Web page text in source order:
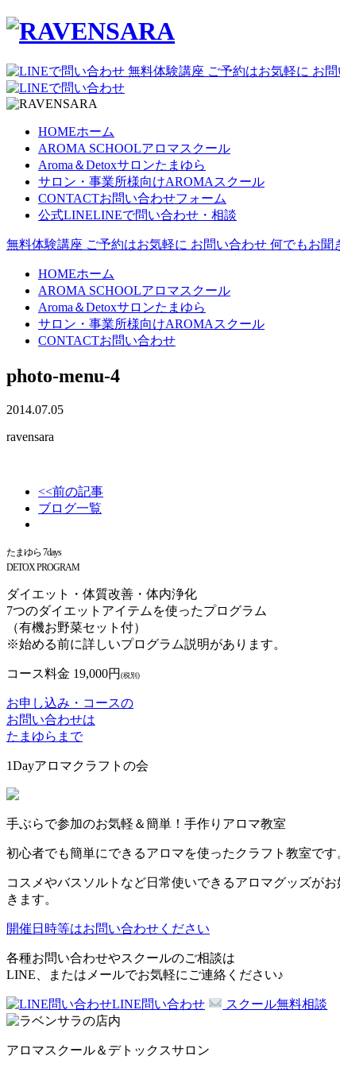
無料体験講座 ご予約はお気軽に お
HOMEホーム
AROMA SCHOOLアロマスクール
Aroma＆Detoxサロンたまゆら
サロン・事業所様向けAROMAスクール
CONTACTお問い合わせフォーム
公式LINELINEで問い合わせ・相談
無料体験講座 ご予約はお気軽に お問い合わせ 何でもお聞
HOMEホーム
AROMA SCHOOLアロマスクール
Aroma＆Detoxサロンたまゆら
サロン・事業所様向けAROMAスクール
CONTACTお問い合わせ
photo-menu-4
2014.07.05
ravensara
<<前の記事
ブログ一覧
たまゆら 7days
DETOX PROGRAM
ダイエット・体質改善・体内浄化
7つのダイエットアイテムを使ったプログラム
（有機お野菜セット付）
※始める前に詳しいプログラム説明があります。
コース料金 19,000円 (税別)
お申し込み・コースの
お問い合わせは
たまゆらまで
1Dayアロマクラフトの会
手ぶらで参加のお気軽＆簡単！手作りアロマ教室
初心者でも簡単にできるアロマを使ったクラフト教室で
コスメやバスソルトなど日常使いできるアロマグッズが
きます。
開催日時等はお問い合わせください
各種お問い合わせやスクールのご相談は
LINE、またはメールでお気軽にご連絡ください♪
LINE問い合わせ スクール無料相談
アロマスクール＆デトックスサロン